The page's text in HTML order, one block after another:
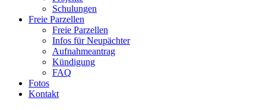
Schulungen
Freie Parzellen
Freie Parzellen
Infos für Neupächter
Aufnahmeantrag
Kündigung
FAQ
Fotos
Kontakt